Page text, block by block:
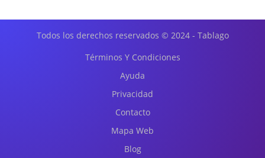
Todos los derechos reservados © 2024 - Tablago
Términos Y Condiciones
Ayuda
Privacidad
Contacto
Mapa Web
Blog